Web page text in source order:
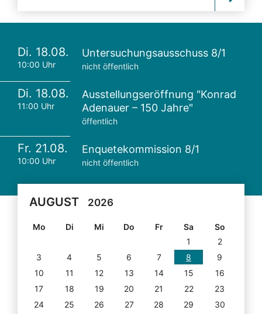
Di. 18.08.
10:00 Uhr
Untersuchungsausschuss 8/1
nicht öffentlich
Di. 18.08.
11:00 Uhr
Ausstellungseröffnung "Konrad
Adenauer – 150 Jahre"
öffentlich
Fr. 21.08.
10:00 Uhr
Enquetekommission 8/1
nicht öffentlich
AUGUST 2026
Mo Di Mi Do Fr Sa
So
1
2
3
4 5 6 7 8
9
10
11 12 13 14 15
16
17
18 19 20 21 22
23
24
25 26 27 28 29
30